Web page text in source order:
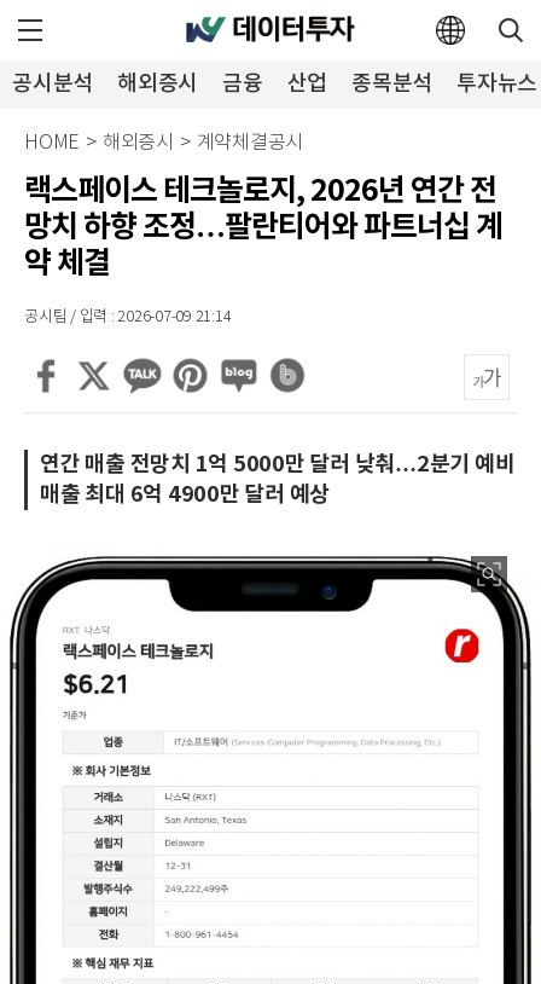
공시분석 해외증시 금융 산업 종목분석 투자뉴스
HOME > 해외증시 > 계약체결공시
랙스페이스 테크놀로지, 2026년 연간 전
망치 하향 조정…팔란티어와 파트너십 계
약 체결
공시팀 / 입력 : 2026-07-09 21:14
연간 매출 전망치 1억 5000만 달러 낮춰…2분기 예비
매출 최대 6억 4900만 달러 예상